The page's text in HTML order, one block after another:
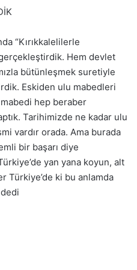
“Kırıkkalelilerle
Hem devlet
bütünleşmek suretiyle
Eskiden ulu mabedleri
mabedi hep beraber
Tarihimizde ne kadar ulu
vardır orada. Ama burada
bir başarı diye
yan yana koyun, alt
Türkiye’de ki bu anlamda
dedi